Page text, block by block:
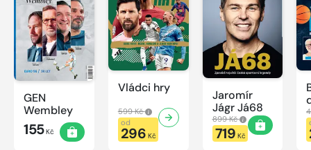
GEN
Wembley
155Kč
Vládci hry
599 Kč
od
296 Kč
Jaromír
Jágr Já68
899 Kč
719 Kč